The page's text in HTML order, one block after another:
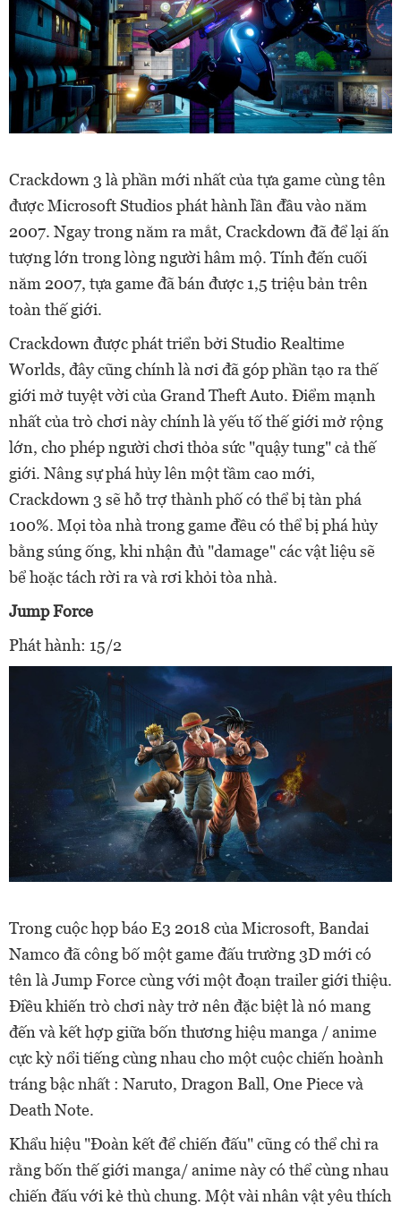
Crackdown 3 là phần mới nhất của tựa game cùng tên
được Microsoft Studios phát hành lần đầu vào năm
2007. Ngay trong năm ra mắt, Crackdown đã để lại ấn
tượng lớn trong lòng người hâm mộ. Tính đến cuối
năm 2007, tựa game đã bán được 1,5 triệu bản trên
toàn thế giới.
Crackdown được phát triển bởi Studio Realtime
Worlds, đây cũng chính là nơi đã góp phần tạo ra thế
giới mở tuyệt vời của Grand Theft Auto. Điểm mạnh
nhất của trò chơi này chính là yếu tố thế giới mở rộng
lớn, cho phép người chơi thỏa sức "quậy tung" cả thế
giới. Nâng sự phá hủy lên một tầm cao mới,
Crackdown 3 sẽ hỗ trợ thành phố có thể bị tàn phá
100%. Mọi tòa nhà trong game đều có thể bị phá hủy
bằng súng ống, khi nhận đủ "damage" các vật liệu sẽ
bể hoặc tách rời ra và rơi khỏi tòa nhà.
Jump Force
Phát hành: 15/2
Trong cuộc họp báo E3 2018 của Microsoft, Bandai
Namco đã công bố một game đấu trường 3D mới có
tên là Jump Force cùng với một đoạn trailer giới thiệu.
Điều khiến trò chơi này trở nên đặc biệt là nó mang
đến và kết hợp giữa bốn thương hiệu manga / anime
cực kỳ nổi tiếng cùng nhau cho một cuộc chiến hoành
tráng bậc nhất : Naruto, Dragon Ball, One Piece và
Death Note.
Khẩu hiệu "Đoàn kết để chiến đấu" cũng có thể chỉ ra
rằng bốn thế giới manga/ anime này có thể cùng nhau
chiến đấu với kẻ thù chung. Một vài nhân vật yêu thích